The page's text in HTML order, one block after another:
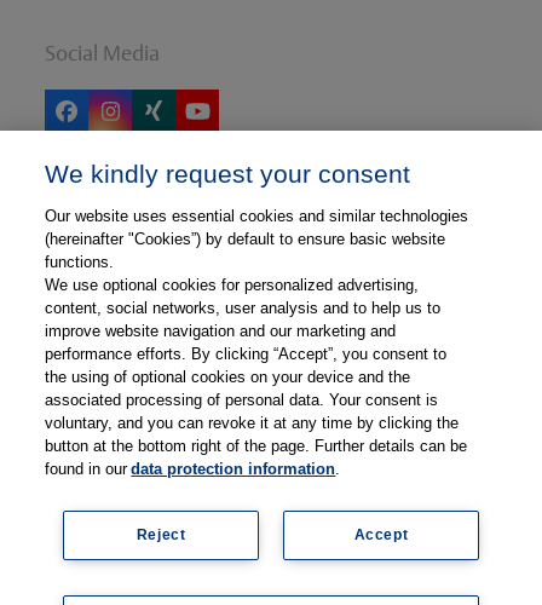
Social Media
FacebookInstagram
XingYouTube
Thieme
Thieme Webshop
Thieme Corporate
Thieme Physiotherapie
physioLink
We kindly request your consent
Our website uses essential cookies and similar technologies
(hereinafter "Cookies”) by default to ensure basic website
functions.
We use optional cookies for personalized advertising,
content, social networks, user analysis and to help us to
improve website navigation and our marketing and
performance efforts. By clicking “Accept”, you consent to
the using of optional cookies on your device and the
associated processing of personal data. Your consent is
voluntary, and you can revoke it at any time by clicking the
button at the bottom right of the page. Further details can be
found in ourdata protection information.
Accept
Reject